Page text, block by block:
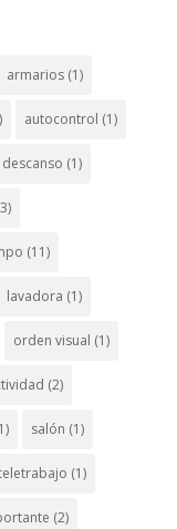
armarios(1)
autocontrol (1)
descanso (1)
(11)
lavadora (1)
orden visual (1)
(2)
salón (1)
(1)
(2)